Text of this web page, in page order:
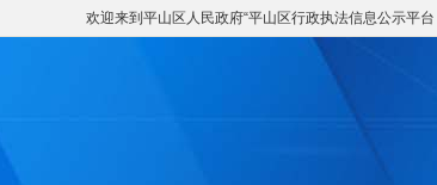
欢迎来到 平山区人民政府“平山区行政执法信息公示平台